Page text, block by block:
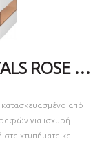
BREEZE PRISMATIC CRYSTALS ROSE GOLD STAINLESS STEEL BRACELET 212411.4
κατασκευασμένο από
για ισχυρή
στα χτυπήματα και